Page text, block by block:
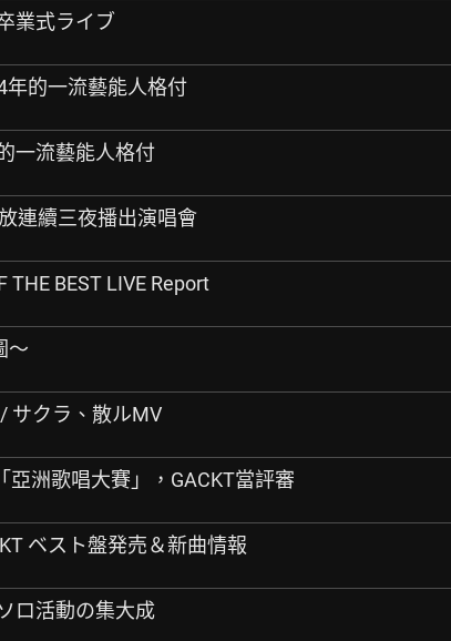
業式ライブ
年的一流藝能人格付
一流藝能人格付
連續三夜播出演唱會
THE BEST LIVE Report
～
サクラ、散ルMV
亞洲歌唱大賽」，GACKT當評審
ベスト盤発売＆新曲情報
ロ活動の集大成